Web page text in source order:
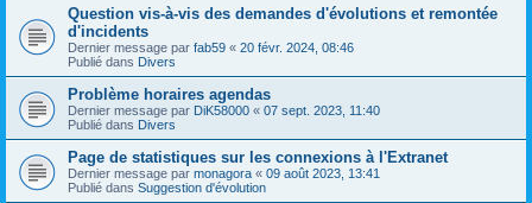
Question vis-à-vis des demandes d'évolutions et remontée
d'incidents
Dernier message par fab59 « 20 févr. 2024, 08:46
Publié dans Divers
Problème horaires agendas
Dernier message par DiK58000 « 07 sept. 2023, 11:40
Publié dans Divers
Page de statistiques sur les connexions à l'Extranet
Dernier message par monagora « 09 août 2023, 13:41
Publié dans Suggestion d'évolution